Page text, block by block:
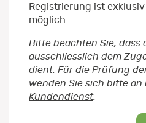
Registrierung ist
möglich.
Bitte beachten Sie, dass
ausschliesslich dem
dient. Für die Prüfung
wenden Sie sich bitte an
Kundendienst.